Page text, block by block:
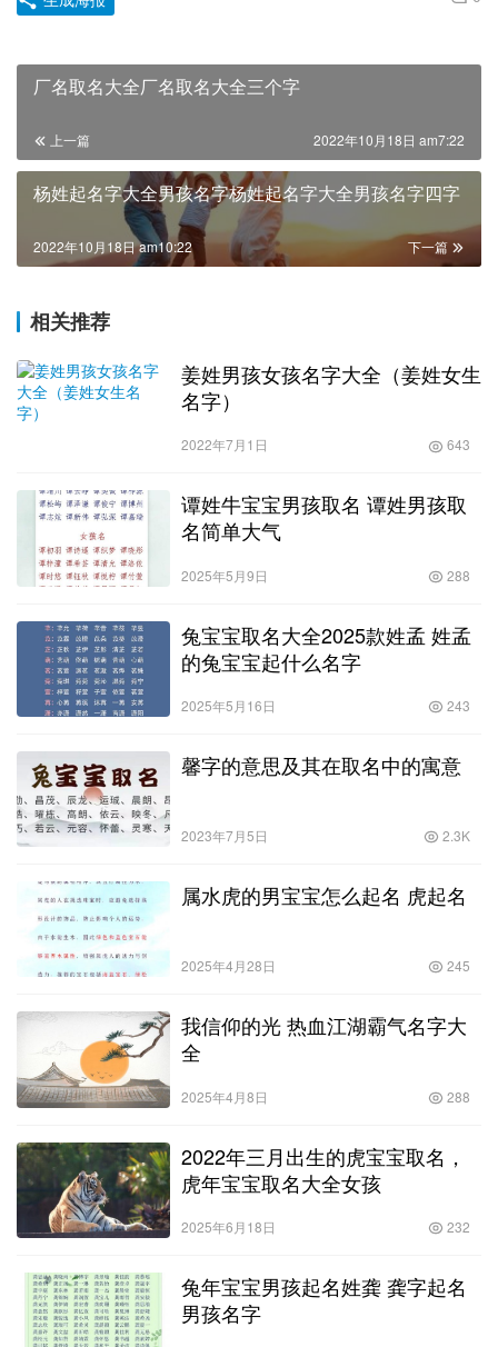
厂名取名大全厂名取名大全三个字
上一篇 2022年10月18日 am7:22
杨姓起名字大全男孩名字杨姓起名字大全男孩名字四字
下一篇
2022年10月18日 am10:22
相关推荐
姜姓男孩女孩名字大全（姜姓女生
名字）
2022年7月1日 643
谭姓牛宝宝男孩取名 谭姓男孩取
名简单大气
2025年5月9日 288
兔宝宝取名大全2025款姓孟 姓孟
的兔宝宝起什么名字
2025年5月16日 243
馨字的意思及其在取名中的寓意
2023年7月5日 2.3K
属水虎的男宝宝怎么起名 虎起名
2025年4月28日 245
我信仰的光 热血江湖霸气名字大
全
2025年4月8日 288
2022年三月出生的虎宝宝取名，
虎年宝宝取名大全女孩
2025年6月18日 232
兔年宝宝男孩起名姓龚 龚字起名
男孩名字